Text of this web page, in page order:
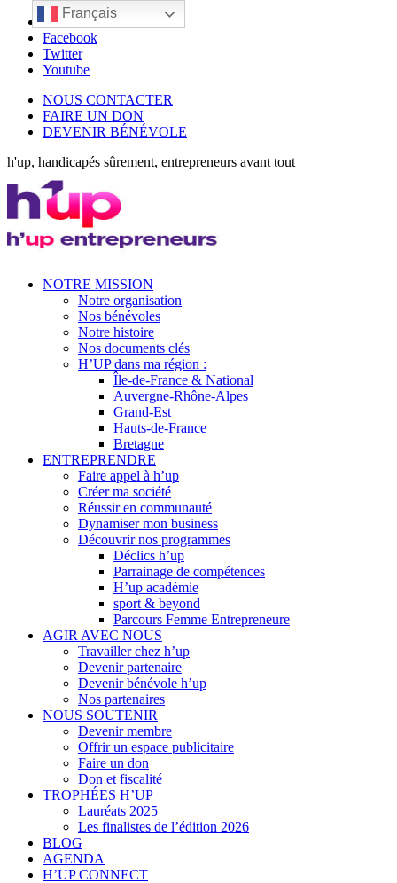
LinkedIn
Facebook
Twitter
Youtube
NOUS CONTACTER
FAIRE UN DON
DEVENIR BÉNÉVOLE
h'up, handicapés sûrement, entrepreneurs avant tout
NOTRE MISSION
Notre organisation
Nos bénévoles
Notre histoire
Nos documents clés
H’UP dans ma région :
Île-de-France & National
Auvergne-Rhône-Alpes
Grand-Est
Hauts-de-France
Bretagne
ENTREPRENDRE
Faire appel à h’up
Créer ma société
Réussir en communauté
Dynamiser mon business
Découvrir nos programmes
Déclics h’up
Parrainage de compétences
H’up académie
sport & beyond
Parcours Femme Entrepreneure
AGIR AVEC NOUS
Travailler chez h’up
Devenir partenaire
Devenir bénévole h’up
Nos partenaires
NOUS SOUTENIR
Devenir membre
Offrir un espace publicitaire
Faire un don
Don et fiscalité
TROPHÉES H’UP
Lauréats 2025
Les finalistes de l’édition 2026
BLOG
AGENDA
H’UP CONNECT
Français